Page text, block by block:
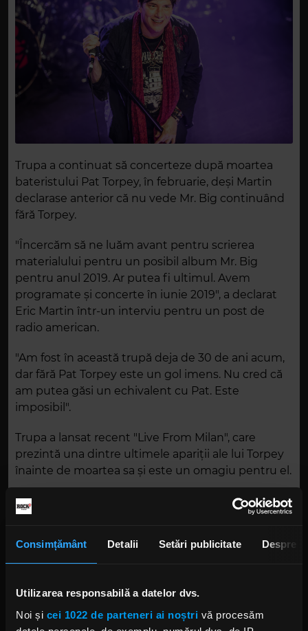
Consimțământ Detalii Setări publicitate Despre
Utilizarea responsabilă a datelor dvs.
Noi și cei 1022 de parteneri ai noștri vă procesăm
Trupa a continuat să concerteze după moartea
bateristului Pat Torpey, în februarie, deși Martin
declarase anterior că nu vede Mr. Big continuând
fără Torpey.
"Încercăm să ne luăm avant pentru scrierea
materialului pentru un posibil album Mr. Big
pentru anul 2019. Ar putea fi ultimul. Avem
programate și concerte în iunie 2019", a declarat
Eric Martin într-un interviu pentru un post de
radio american.
"Am fost în această trupă deja de 30 de ani acum,
dar fără Pat Torpey este un gol imens. Nu cred că
am putea găsi un echivalent cu Pat. Este
imposibil".
Trupa a lansat recent "Live From Milan", care
prezintă una dintre ultimele apariții ale lui Torpey
înainte de moartea sa și este un omagiu pentru el.
Foto: Getty Images/ Guliver.